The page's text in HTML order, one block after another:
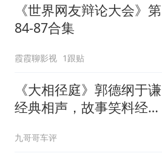
《世界网友辩论大会》第
84-87合集
霞霞聊影视 1跟贴
《大相径庭》郭德纲于谦
经典相声，故事笑料经典
九哥哥车评